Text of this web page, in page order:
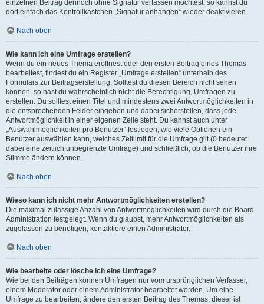
einzelnen Beitrag dennoch ohne Signatur verfassen möchtest, so kannst du
dort einfach das Kontrollkästchen „Signatur anhängen“ wieder deaktivieren.
Nach oben
Wie kann ich eine Umfrage erstellen?
Wenn du ein neues Thema eröffnest oder den ersten Beitrag eines Themas
bearbeitest, findest du ein Register „Umfrage erstellen“ unterhalb des
Formulars zur Beitragserstellung. Solltest du diesen Bereich nicht sehen
können, so hast du wahrscheinlich nicht die Berechtigung, Umfragen zu
erstellen. Du solltest einen Titel und mindestens zwei Antwortmöglichkeiten in
die entsprechenden Felder eingeben und dabei sicherstellen, dass jede
Antwortmöglichkeit in einer eigenen Zeile steht. Du kannst auch unter
„Auswahlmöglichkeiten pro Benutzer“ festlegen, wie viele Optionen ein
Benutzer auswählen kann, welches Zeitlimit für die Umfrage gilt (0 bedeutet
dabei eine zeitlich unbegrenzte Umfrage) und schließlich, ob die Benutzer ihre
Stimme ändern können.
Nach oben
Wieso kann ich nicht mehr Antwortmöglichkeiten erstellen?
Die maximal zulässige Anzahl von Antwortmöglichkeiten wird durch die Board-
Administration festgelegt. Wenn du glaubst, mehr Antwortmöglichkeiten als
zugelassen zu benötigen, kontaktiere einen Administrator.
Nach oben
Wie bearbeite oder lösche ich eine Umfrage?
Wie bei den Beiträgen können Umfragen nur vom ursprünglichen Verfasser,
einem Moderator oder einem Administrator bearbeitet werden. Um eine
Umfrage zu bearbeiten, ändere den ersten Beitrag des Themas; dieser ist